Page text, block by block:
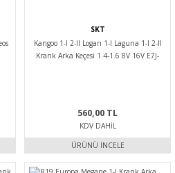
SKT
Kangoo 1-I 2-II Logan 1-I Laguna 1-I 2-II
Krank Arka Keçesi 1.4-1.6 8V 16V E7J-
560,00 TL
KDV DAHIL
ÜRÜNÜ İNCELE